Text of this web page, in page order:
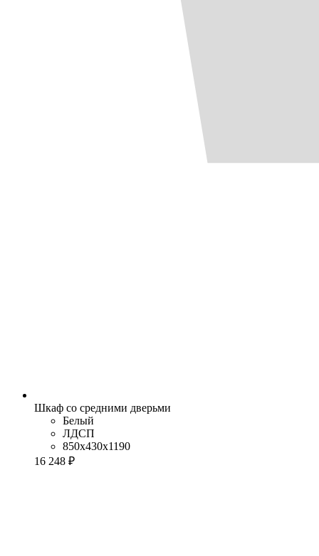
Шкаф со средними дверьми
Белый
ЛДСП
850x430x1190
16 248 ₽